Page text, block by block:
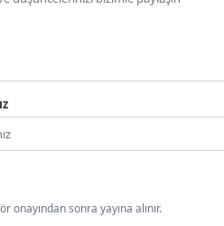
onayından sonra yayına alınır.